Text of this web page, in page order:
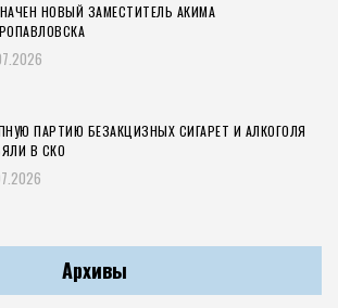
НОВЫЙ ЗАМЕСТИТЕЛЬ АКИМА
ПАРТИЮ БЕЗАКЦИЗНЫХ СИГАРЕТ И АЛКОГОЛЯ
В СКО
Архивы